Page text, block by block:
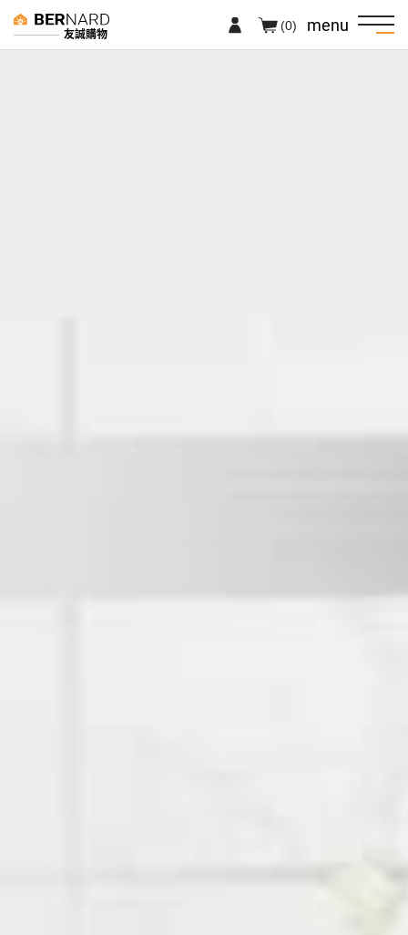
友誠購物 menu
(0)